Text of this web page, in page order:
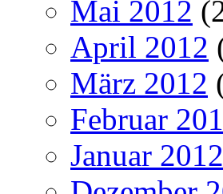
Mai 2012
April 2012
März 2012
Februar
Januar 2012